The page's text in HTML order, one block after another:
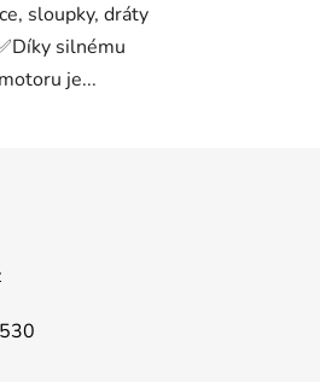
sloupky, dráty
silnému
motoru je...